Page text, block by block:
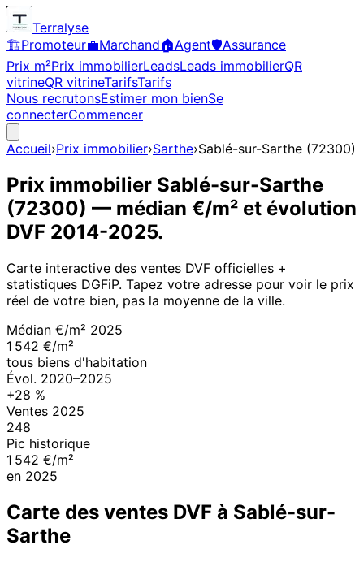
Terralyse
🏗️Promoteur💼Marchand🏠Agent🛡️Assurance
Prix m²Prix immobilierLeadsLeads immobilierQR
vitrineQR vitrineTarifsTarifs
Nous recrutonsEstimer mon bienSe
connecterCommencer
Accueil›Prix immobilier›Sarthe›Sablé-sur-Sarthe (72300)
Prix immobilier Sablé-sur-Sarthe
(72300) — médian €/m² et évolution
DVF 2014-2025.
Carte interactive des ventes DVF officielles +
statistiques DGFiP. Tapez votre adresse pour voir le prix
réel de votre bien, pas la moyenne de la ville.
Médian €/m² 2025
1 542 €/m²
tous biens d'habitation
Évol. 2020–2025
+28 %
Ventes 2025
248
Pic historique
1 542 €/m²
en 2025
Carte des ventes DVF à Sablé-sur-
Sarthe